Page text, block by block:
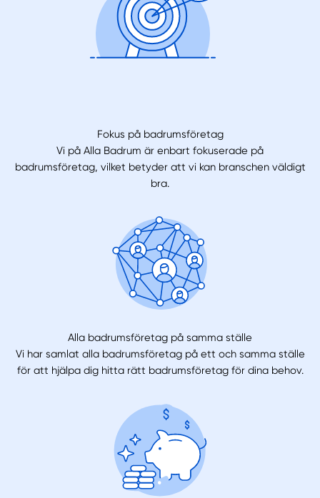
Fokus på badrumsföretag
Vi på Alla Badrum är enbart fokuserade på
badrumsföretag, vilket betyder att vi kan branschen väldigt
bra.
Alla badrumsföretag på samma ställe
Vi har samlat alla badrumsföretag på ett och samma ställe
för att hjälpa dig hitta rätt badrumsföretag för dina behov.